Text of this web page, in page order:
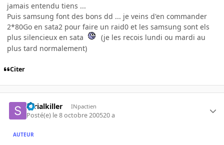
jamais entendu tiens ...
Puis samsung font des bons dd ... je veins d'en commander
2*80Go en sata2 pour faire un raid0 et les samsung sont els
plus silencieux en sata
(je les recois lundi ou mardi au
plus tard normalement)
Citer
serialkiller INpactien
Posté(e) le 8 octobre 200520 a
AUTEUR